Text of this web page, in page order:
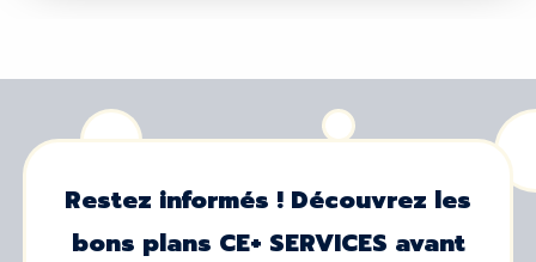
Restez informés ! Découvrez les
bons plans CE+ SERVICES avant